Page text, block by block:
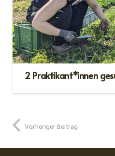
2 Praktikant*innen
Vorheriger Beitrag